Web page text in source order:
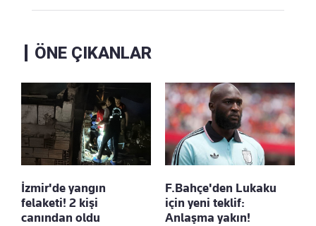
ÖNE ÇIKANLAR
İzmir'de yangın
felaketi! 2 kişi
canından oldu
F.Bahçe'den Lukaku
için yeni teklif:
Anlaşma yakın!